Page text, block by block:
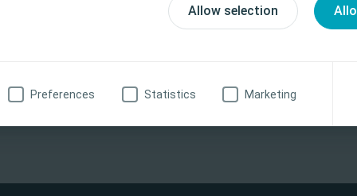
Allow selection
Preferences Statistics Marketing